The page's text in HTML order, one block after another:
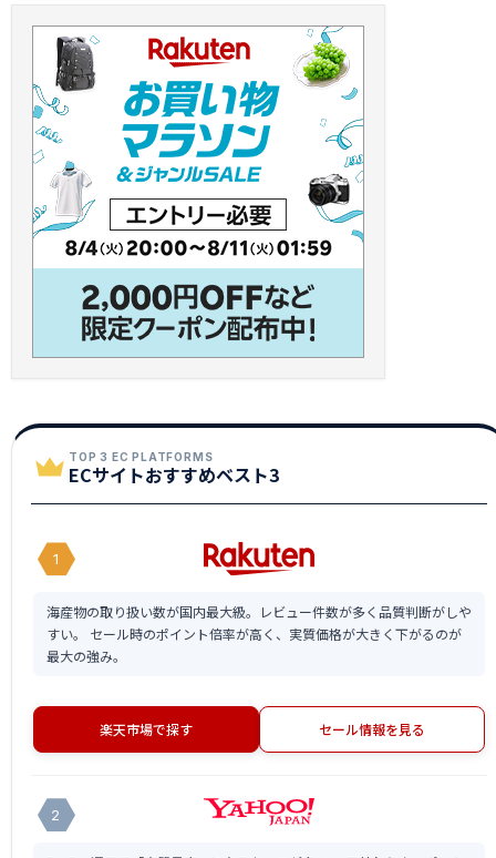
TOP 3 EC PLATFORMS
ECサイトおすすめベスト3
1
海産物の取り扱い数が国内最大級。レビュー件数が多く品質判断がしや
すい。 セール時のポイント倍率が高く、実質価格が大きく下がるのが
最大の強み。
楽天市場で探す セール情報を見る
2